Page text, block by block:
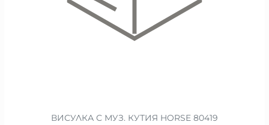
ВИСУЛКА С МУЗ. КУТИЯ HORSE 80419